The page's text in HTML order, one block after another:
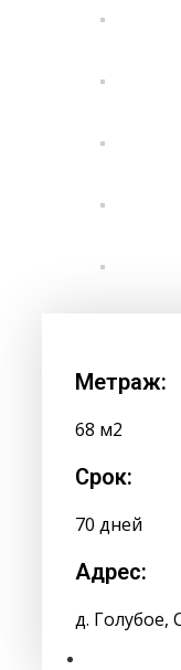
Метраж:
68 м2
Срок:
70 дней
Адрес:
д. Голубое,